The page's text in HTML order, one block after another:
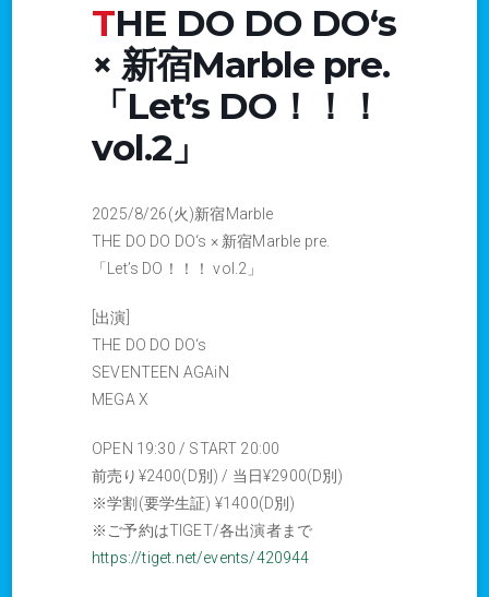
THE DO DO DO‘s
× 新宿Marble pre.
「Let’s DO！！！
vol.2」
2025/8/26(火)新宿Marble
THE DO DO DO‘s × 新宿Marble pre.
「Let’s DO！！！ vol.2」
[出演]
THE DO DO DO‘s
SEVENTEEN AGAiN
MEGA X
OPEN 19:30 / START 20:00
前売り¥2400(D別) / 当日¥2900(D別)
※学割(要学生証) ¥1400(D別)
※ご予約はTIGET/各出演者まで
https://tiget.net/events/420944